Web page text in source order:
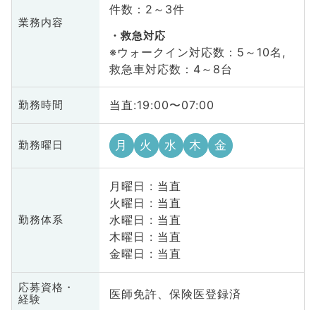
業務内容
件数：2～3件
救急対応
※ウォークイン対応数：5～10名,
救急車対応数：4～8台
勤務時間 当直:19:00〜07:00
勤務曜日 月 火 水 木 金
勤務体系
月曜日 : 当直
火曜日 : 当直
水曜日 : 当直
木曜日 : 当直
金曜日 : 当直
応募資格・
経験
医師免許、保険医登録済